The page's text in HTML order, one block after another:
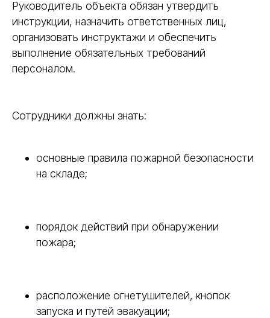
Руководитель объекта обязан утвердить
инструкции, назначить ответственных лиц,
организовать инструктажи и обеспечить
выполнение обязательных требований
персоналом.
Сотрудники должны знать:
основные правила пожарной безопасности
на складе;
порядок действий при обнаружении
пожара;
расположение огнетушителей, кнопок
запуска и путей эвакуации;